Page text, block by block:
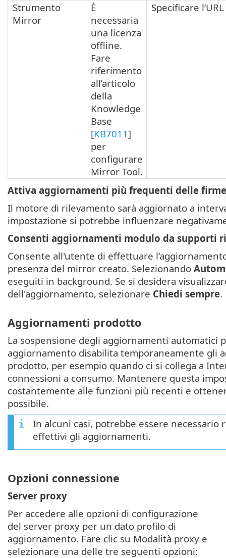
Strumento
Mirror
È
necessaria
una licenza
offline.
Fare
riferimento
all’articolo
della
Knowledge
Base
[KB7011]
per
configurare
Mirror Tool.
Specificare
Attiva aggiornamenti più frequenti delle
Il motore di rilevamento sarà aggiornato a
impostazione si potrebbe influenzare
Consenti aggiornamenti modulo da supporti
Consente all'utente di effettuare
presenza del mirror creato. Selezionando
eseguiti in background. Se si desidera
dell'aggiornamento, selezionare Chiedi sempre.
Aggiornamenti prodotto
La sospensione degli aggiornamenti automatici
aggiornamento disabilita temporaneamente gli
prodotto, per esempio quando ci si collega a
connessioni a consumo. Mantenere questa
costantemente alle funzioni più recenti e
possibile.
In alcuni casi, potrebbe essere necessario
effettivi gli aggiornamenti.
Opzioni connessione
Server proxy
Per accedere alle opzioni di configurazione
del server proxy per un dato profilo di
aggiornamento. Fare clic su Modalità proxy e
selezionare una delle tre seguenti opzioni: